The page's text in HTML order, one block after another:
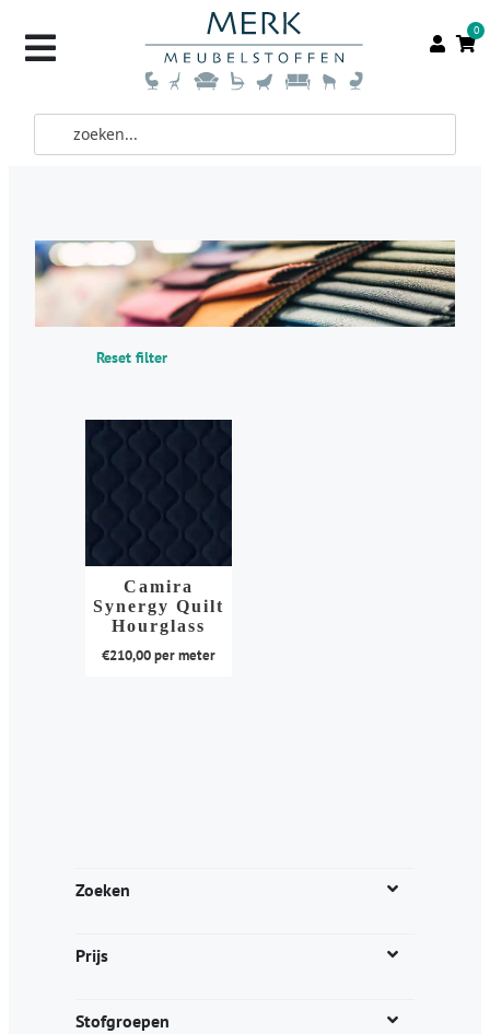
0
Zoeken
Prijs
Stofgroepen
Reset filter
Camira
Synergy Quilt
Hourglass
€210,00per meter
kan
op
productpagina